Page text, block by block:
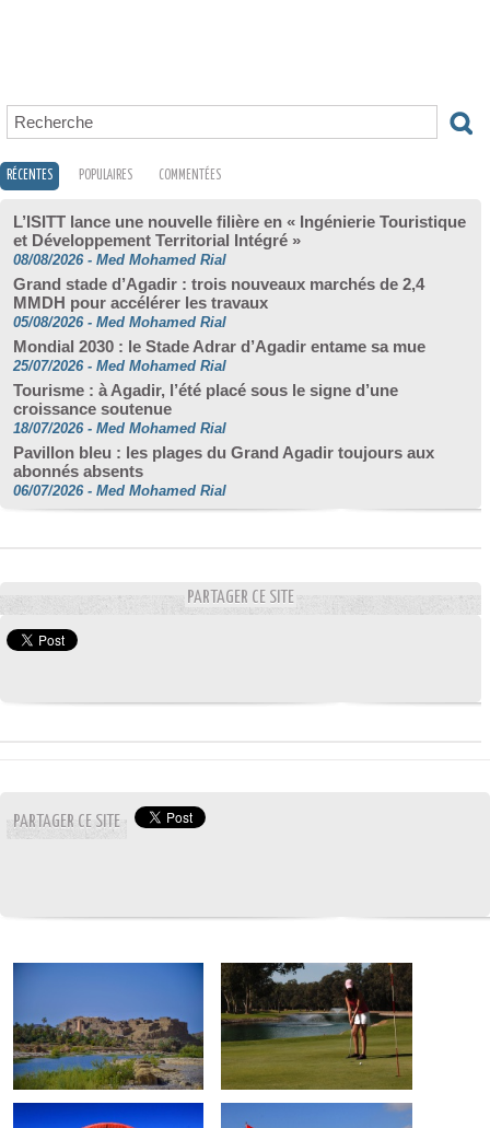
RÉCENTES POPULAIRES COMMENTÉES
L’ISITT lance une nouvelle filière en « Ingénierie Touristique
et Développement Territorial Intégré »
08/08/2026 - Med Mohamed Rial
Grand stade d’Agadir : trois nouveaux marchés de 2,4
MMDH pour accélérer les travaux
05/08/2026 - Med Mohamed Rial
Mondial 2030 : le Stade Adrar d’Agadir entame sa mue
25/07/2026 - Med Mohamed Rial
Tourisme : à Agadir, l’été placé sous le signe d’une
croissance soutenue
18/07/2026 - Med Mohamed Rial
Pavillon bleu : les plages du Grand Agadir toujours aux
abonnés absents
06/07/2026 - Med Mohamed Rial
PARTAGER CE SITE
PARTAGER CE SITE